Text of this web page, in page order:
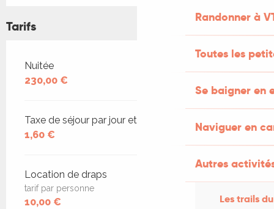
Randonner à
Toutes les
Se baigner en
Naviguer en
Autres
Les trails
Tarifs
Tarifs 2026
Nuitée
230,00 €
Taxe de séjour par jour et par personne
1,60 €
Location de draps
tarif par personne
10,00 €